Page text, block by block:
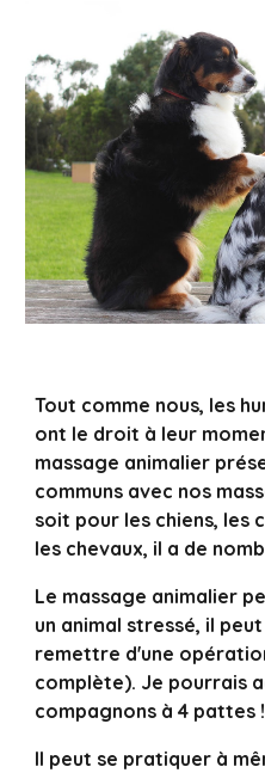
Tout comme nous, les
ont le droit à leur
massage animalier
communs avec nos
soit pour les chiens, les
les chevaux, il a de
Le massage animalier
un animal stressé, il
remettre d'une
complète). Je pourrais
compagnons à 4 pattes !
Il peut se pratiquer à